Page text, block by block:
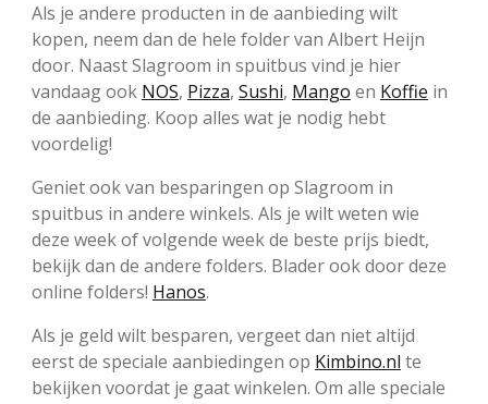
Als je andere producten in de aanbieding wilt
kopen, neem dan de hele folder van Albert Heijn
door. Naast Slagroom in spuitbus vind je hier
vandaag ook NOS, Pizza, Sushi, Mango en Koffie in
de aanbieding. Koop alles wat je nodig hebt
voordelig!
Geniet ook van besparingen op Slagroom in
spuitbus in andere winkels. Als je wilt weten wie
deze week of volgende week de beste prijs biedt,
bekijk dan de andere folders. Blader ook door deze
online folders! Hanos.
Als je geld wilt besparen, vergeet dan niet altijd
eerst de speciale aanbiedingen op Kimbino.nl te
bekijken voordat je gaat winkelen. Om alle speciale